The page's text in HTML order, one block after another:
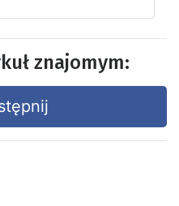
znajomym: